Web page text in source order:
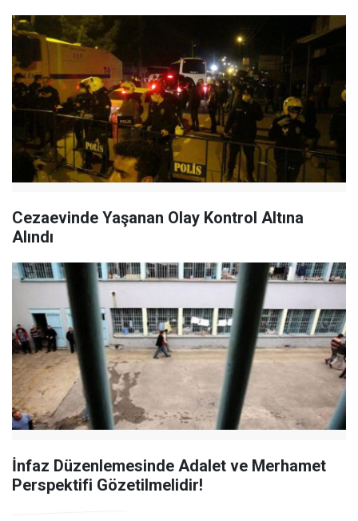
Cezaevinde Yaşanan Olay Kontrol Altına
Alındı
İnfaz Düzenlemesinde Adalet ve Merhamet
Perspektifi Gözetilmelidir!